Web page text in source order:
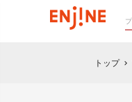
トップ chevron_right